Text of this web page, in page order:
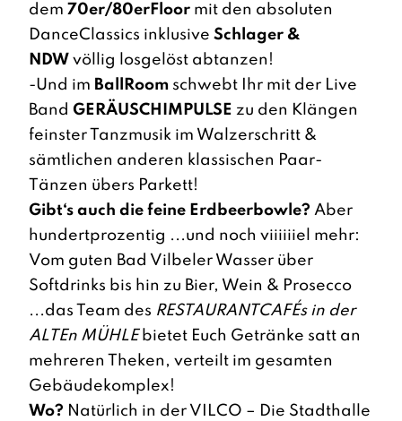
dem 70er/80erFloor mit den absoluten
DanceClassics inklusive Schlager &
NDW völlig losgelöst abtanzen!
-Und im BallRoom schwebt Ihr mit der Live
Band GERÄUSCHIMPULSE zu den Klängen
feinster Tanzmusik im Walzerschritt &
sämtlichen anderen klassischen Paar-
Tänzen übers Parkett!
Gibt‘s auch die feine Erdbeerbowle? Aber
hundertprozentig ...und noch viiiiiiel mehr:
Vom guten Bad Vilbeler Wasser über
Softdrinks bis hin zu Bier, Wein & Prosecco
...das Team des RESTAURANTCAFÉs in der
ALTEn MÜHLEbietet Euch Getränke satt an
mehreren Theken, verteilt im gesamten
Gebäudekomplex!
Wo? Natürlich in der VILCO – Die Stadthalle